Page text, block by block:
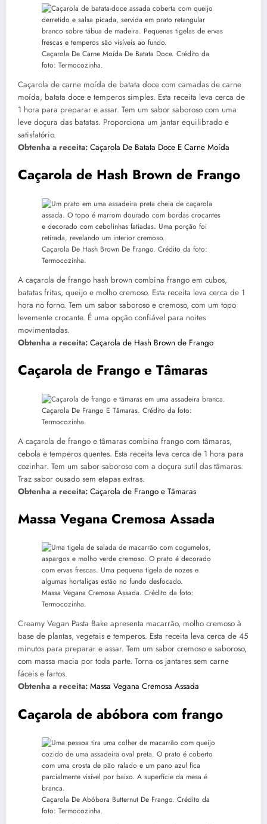
Caçarola De Carne Moída De Batata Doce. Crédito da
foto: Termocozinha.
Caçarola de carne moída de batata doce com camadas de carne
moída, batata doce e temperos simples. Esta receita leva cerca de
1 hora para preparar e assar. Tem um sabor saboroso com uma
leve doçura das batatas. Proporciona um jantar equilibrado e
satisfatório.
Obtenha a receita: Caçarola De Batata Doce E Carne Moída
Caçarola de Hash Brown de Frango
Caçarola De Hash Brown De Frango. Crédito da foto:
Termocozinha.
A caçarola de frango hash brown combina frango em cubos,
batatas fritas, queijo e molho cremoso. Esta receita leva cerca de 1
hora no forno. Tem um sabor saboroso e cremoso, com um topo
levemente crocante. É uma opção confiável para noites
movimentadas.
Obtenha a receita: Caçarola de Hash Brown de Frango
Caçarola de Frango e Tâmaras
Caçarola De Frango E Tâmaras. Crédito da foto:
Termocozinha.
A caçarola de frango e tâmaras combina frango com tâmaras,
cebola e temperos quentes. Esta receita leva cerca de 1 hora para
cozinhar. Tem um sabor saboroso com a doçura sutil das tâmaras.
Traz sabor ousado sem etapas extras.
Obtenha a receita: Caçarola de Frango e Tâmaras
Massa Vegana Cremosa Assada
Massa Vegana Cremosa Assada. Crédito da foto:
Termocozinha.
Creamy Vegan Pasta Bake apresenta macarrão, molho cremoso à
base de plantas, vegetais e temperos. Esta receita leva cerca de 45
minutos para preparar e assar. Tem um sabor cremoso e saboroso,
com massa macia por toda parte. Torna os jantares sem carne
fáceis e fartos.
Obtenha a receita: Massa Vegana Cremosa Assada
Caçarola de abóbora com frango
Caçarola De Abóbora Butternut De Frango. Crédito da
foto: Termocozinha.